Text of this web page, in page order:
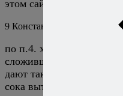
этом сайте, я все
9 Константин 2 апреля 2014
по п.4. хотелось бы
сложившееся из
дают такого вакуума,
сока вытекает из мяса.